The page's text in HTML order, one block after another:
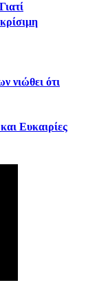
νιώθει ότι
Ευκαιρίες